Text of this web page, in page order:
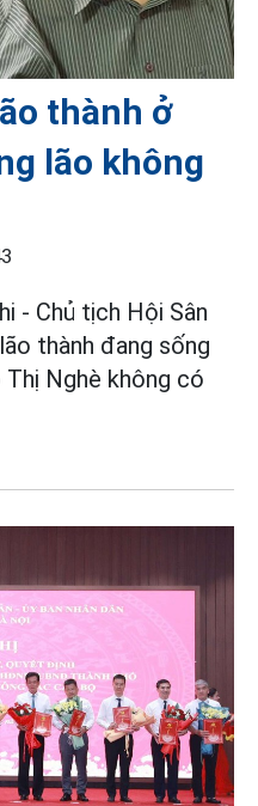
thành ở
lão không
- Chủ tịch Hội Sân
thành đang sống
Nghè không có